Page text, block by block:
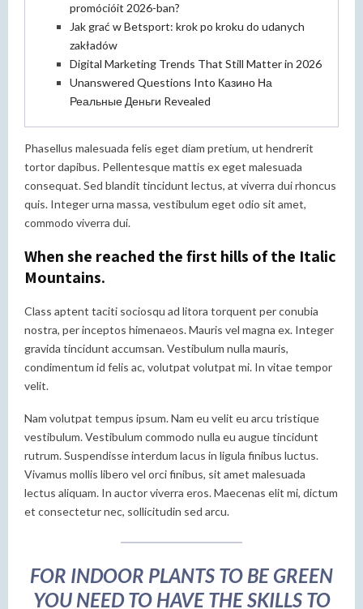
promócióit 2026-ban?
Jak grać w Betsport: krok po kroku do udanych
zakładów
Digital Marketing Trends That Still Matter in 2026
Unanswered Questions Into Казино На
Реальные Деньги Revealed
Phasellus malesuada felis eget diam pretium, ut hendrerit
tortor dapibus. Pellentesque mattis ex eget malesuada
consequat. Sed blandit tincidunt lectus, at viverra dui rhoncus
quis. Integer urna massa, vestibulum eget odio sit amet,
commodo viverra dui.
When she reached the first hills of the Italic
Mountains.
Class aptent taciti sociosqu ad litora torquent per conubia
nostra, per inceptos himenaeos. Mauris vel magna ex. Integer
gravida tincidunt accumsan. Vestibulum nulla mauris,
condimentum id felis ac, volutpat volutpat mi. In vitae tempor
velit.
Nam volutpat tempus ipsum. Nam eu velit eu arcu tristique
vestibulum. Vestibulum commodo nulla eu augue tincidunt
rutrum. Suspendisse interdum lacus in ligula finibus luctus.
Vivamus mollis libero vel orci finibus, sit amet malesuada
lectus aliquam. In auctor viverra eros. Maecenas elit mi, dictum
et consectetur nec, sollicitudin sed arcu.
FOR INDOOR PLANTS TO BE GREEN
YOU NEED TO HAVE THE SKILLS TO